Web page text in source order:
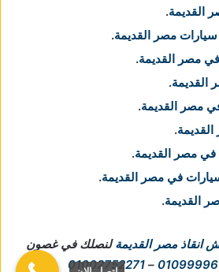
القديمة.
سيارات مصر القديمة.
مصر القديمة.
القديمة.
مصر القديمة.
.
مصر القديمة.
في مصر القديمة.
القديمة.
انقاذ مصر القديمةلنصلك في غصون
–
01002752271